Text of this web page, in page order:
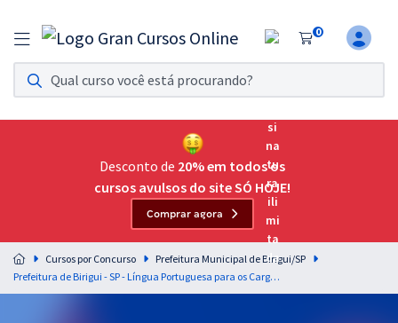
0
Assinatura Ilimitada 11
Acesso a todos os cursos. Teste grátis por 7 dias!
Assinatura OAB Até Passar
Acesso ilimitado a toda preparação para o Exame da
Residências Multiprofissionais
Preparação completa e intensiva para as principais
residências em saúde do Brasil
Desconto de 20% em todos os
cursos avulsos do site SÓ HOJE!
Comprar agora
Cursos por Concurso
Prefeitura Municipal de Birigui/SP
Prefeitura de Birigui - SP - Língua Portuguesa para os Cargos de Nível Superior com os Professores Lucas Lemos e Wagner Sousa